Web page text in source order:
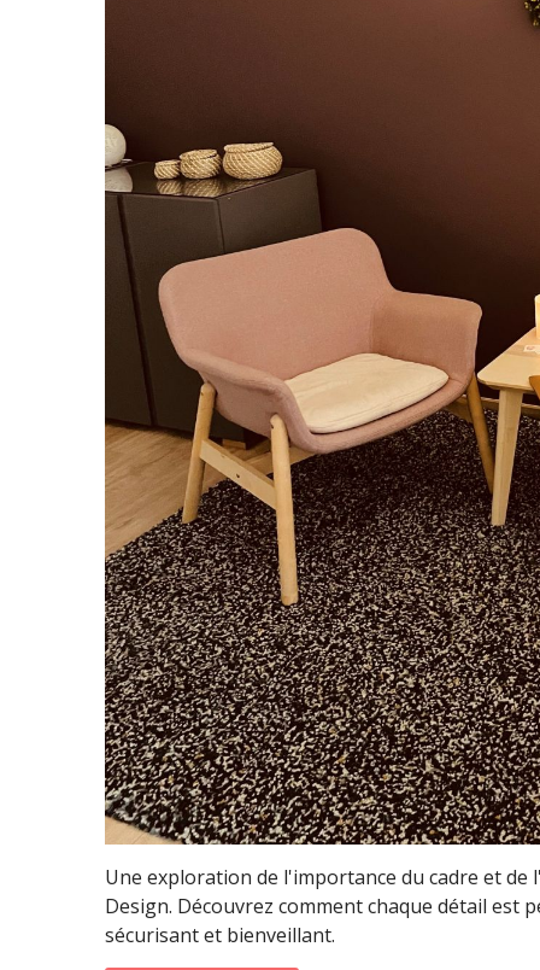
Une exploration de l'importance du cadre et
Design. Découvrez comment chaque détail
sécurisant et bienveillant.